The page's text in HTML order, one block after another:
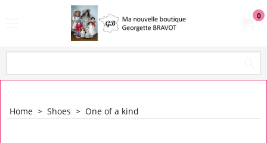
0
Home > Shoes > One of a kind